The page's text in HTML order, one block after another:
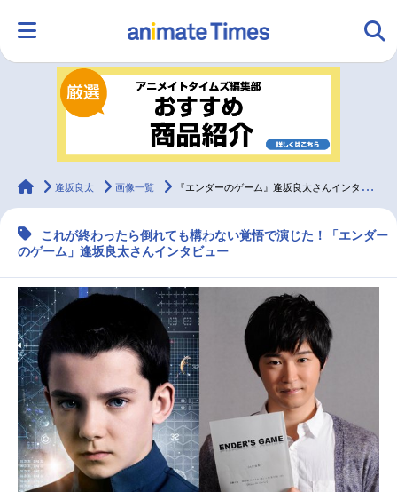
ランキング アニメ
ラジオ みんなの声
マンガ・ラノベ ゲーム・アプリ
2.5次元 配信・Vtuber トレンド 無料マンガ
最新記事一覧
アニメ記事一覧 声優記事一覧
アニメ映画一覧 実写化映画一覧
今期アニメ曜日別一覧
animateTimes
逢坂良太 画像一覧 『エンダーのゲーム』逢坂良太さんインタビュー！
これが終わったら倒れても構わない覚悟で演じた！「エンダー
のゲーム」逢坂良太さんインタビュー